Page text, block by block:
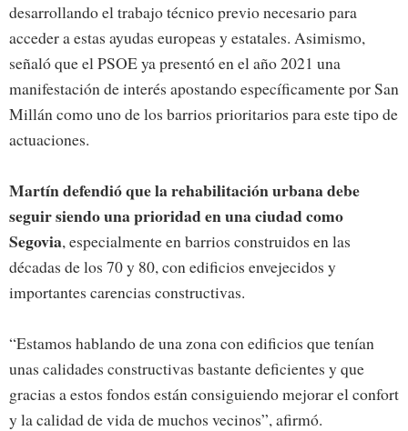
desarrollando el trabajo técnico previo necesario para
acceder a estas ayudas europeas y estatales. Asimismo,
señaló que el PSOE ya presentó en el año 2021 una
manifestación de interés apostando específicamente por San
Millán como uno de los barrios prioritarios para este tipo de
actuaciones.
Martín defendió que la rehabilitación urbana debe
seguir siendo una prioridad en una ciudad como
Segovia, especialmente en barrios construidos en las
décadas de los 70 y 80, con edificios envejecidos y
importantes carencias constructivas.
“Estamos hablando de una zona con edificios que tenían
unas calidades constructivas bastante deficientes y que
gracias a estos fondos están consiguiendo mejorar el confort
y la calidad de vida de muchos vecinos”, afirmó.